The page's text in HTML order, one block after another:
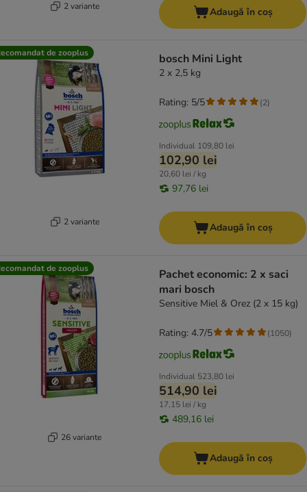
2 variante Adaugă în coș
de zooplus
2 variante
bosch Mini Light
2 x 2,5 kg
Individual 109,80 lei
102,90 lei
20,60 lei / kg
97,76 lei
Rating: 5/5 (2)
Adaugă în coș
de zooplus
26 variante
Pachet economic: 2 x saci
mari bosch
Sensitive Miel & Orez (2 x 15 kg)
Individual 523,80 lei
514,90 lei
17,15 lei / kg
489,16 lei
Rating: 4.7/5 (1050)
Adaugă în coș